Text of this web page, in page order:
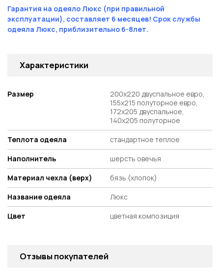
Гарантия на одеяло Люкс (при правильной
эксплуатации), составляет 6 месяцев! Срок службы
одеяла Люкс, приблизительно 6-8лет.
Характеристики
Размер
200х220 двуспальное евро,
155х215 полуторное евро,
172х205 двуспальное,
140х205 полуторное
Теплота одеяла стандартное теплое
Наполнитель шерсть овечья
Материал чехла (верх) бязь (хлопок)
Название одеяла Люкс
Цвет цветная композиция
Отзывы покупателей